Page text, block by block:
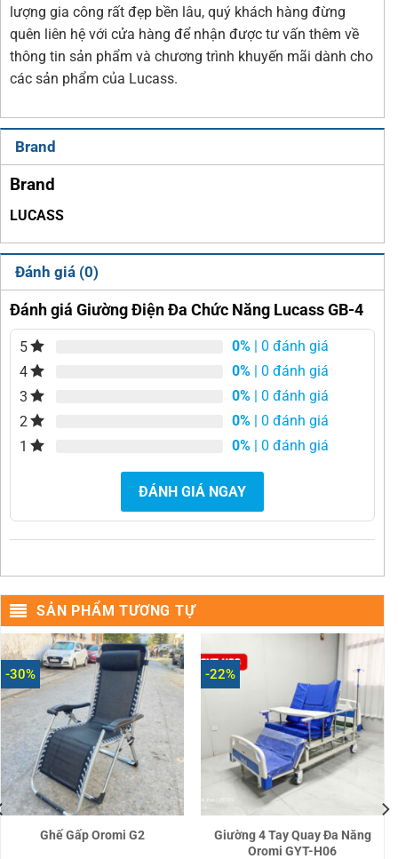
lượng gia công rất đẹp bền lâu, quý khách hàng đừng
quên liên hệ với cửa hàng để nhận được tư vấn thêm về
thông tin sản phẩm và chương trình khuyến mãi dành cho
các sản phẩm của Lucass.
Brand
Brand
LUCASS
Đánh giá (0)
Đánh giá Giường Điện Đa Chức Năng Lucass GB-4
5 0% | 0 đánh giá
4
0% | 0 đánh giá
3
0% | 0 đánh giá
2
0% | 0 đánh giá
1
0% | 0 đánh giá
ĐÁNH GIÁ NGAY
SẢN PHẨM TƯƠNG TỰ
-30%
Ghế Gấp Oromi G2
-22%
Giường 4 Tay Quay Đa Năng
Oromi GYT-H06